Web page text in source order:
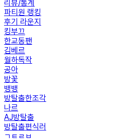
리뷰/통계
파티원 랭킹
후기 라운지
킹부끄
한교동팬
김베르
월하독작
공아
방꽃
뱅뱅
방탈출한조각
나르
AJ방탈출
방탈출편식러
ㄱㅌㄹㅂ